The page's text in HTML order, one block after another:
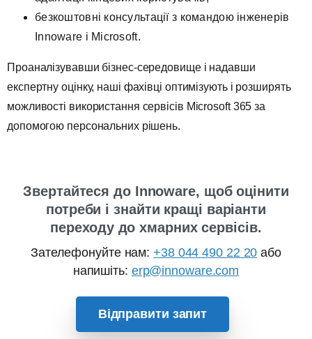
безкоштовні консультації з командою інженерів
Innoware і Microsoft.
Проаналізувавши бізнес-середовище і надавши
експертну оцінку, наші фахівці оптимізують і розширять
можливості використання сервісів Microsoft 365 за
допомогою персональних рішень.
Звертайтеся до Innoware, щоб оцінити
потреби і знайти кращі варіанти
переходу до хмарних сервісів.
Зателефонуйте нам:+38 044 490 22 20 або
напишіть: erp@innoware.com
Відправити запит